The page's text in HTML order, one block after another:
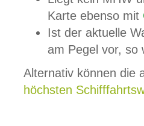
Karte ebenso mit
Ist der aktuelle
am Pegel vor,
Alternativ können die
höchsten